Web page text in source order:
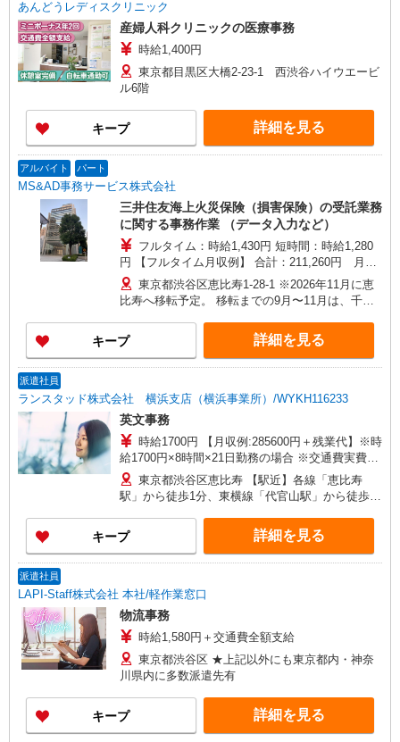
あんどうレディスクリニック
産婦人科クリニックの医療事務
時給1,400円
東京都目黒区大橋2-23-1 西渋谷ハイウエービ
ル6階
キープ 詳細を見る
アルバイト パート
MS&AD事務サービス株式会社
三井住友海上火災保険（損害保険）の受託業務
に関する事務作業 （データ入力など）
フルタイム：時給1,430円 短時間：時給1,280
円 【フルタイム月収例】 合計：211,260円 月20
日勤務（特別加算、毎月給与受け取り）の場合 月
収：200,200円（時給1,430円×7時間×月20日勤
務） 特別加算：11,060円（毎月の給与受取または
退職まで積立が選択可能） （特別加算：1時間あ
たり79円×7時間×月20日勤務) ★特別加算：1時間
あたり79円 ※その他、勤続年数に応じた加算、保
り（年2回：6月・12月に支給）
東京都渋谷区恵比寿1-28-1 ※2026年11月に恵
比寿へ移転予定。 移転までの9月〜11月は、千代
11階）が勤務地となります。
キープ 詳細を見る
派遣社員
ランスタッド株式会社 横浜支店（横浜事業所）/WYKH116233
英文事務
時給1700円 【月収例:285600円＋残業代】※時
給1700円×8時間×21日勤務の場合 ※交通費実費支
給／当社規定あり。 ※実務をやりつつレクチャー
東京都渋谷区恵比寿 【駅近】各線「恵比寿
駅」から徒歩1分、東横線「代官山駅」から徒歩8
キープ 詳細を見る
派遣社員
LAPI-Staff株式会社 本社/軽作業窓口
物流事務
時給1,580円＋交通費全額支給
東京都渋谷区 ★上記以外にも東京都内・神奈
川県内に多数派遣先有
キープ 詳細を見る